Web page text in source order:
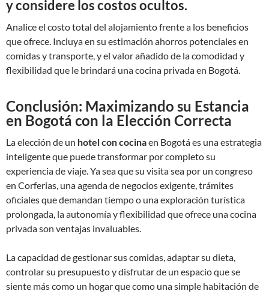
y considere los costos ocultos.
Analice el costo total del alojamiento frente a los beneficios
que ofrece. Incluya en su estimación ahorros potenciales en
comidas y transporte, y el valor añadido de la comodidad y
flexibilidad que le brindará una cocina privada en Bogotá.
Conclusión: Maximizando su Estancia
en Bogotá con la Elección Correcta
La elección de un hotel con cocinaen Bogotá es una estrategia
inteligente que puede transformar por completo su
experiencia de viaje. Ya sea que su visita sea por un congreso
en Corferias, una agenda de negocios exigente, trámites
oficiales que demandan tiempo o una exploración turística
prolongada, la autonomía y flexibilidad que ofrece una cocina
privada son ventajas invaluables.
La capacidad de gestionar sus comidas, adaptar su dieta,
controlar su presupuesto y disfrutar de un espacio que se
siente más como un hogar que como una simple habitación de